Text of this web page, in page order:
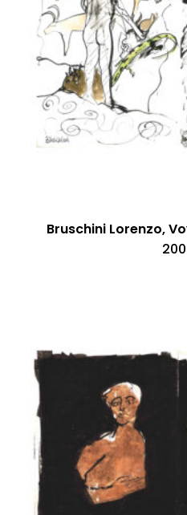
Bruschini Lorenzo,
200